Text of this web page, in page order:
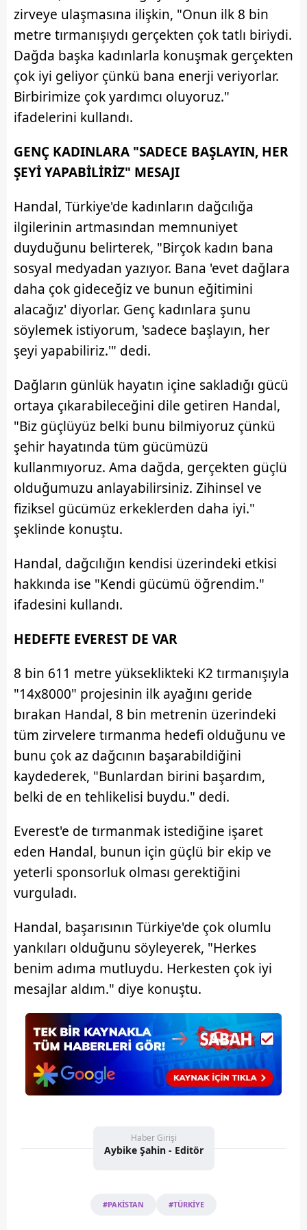
verileriniz işlenmekte olup gerekli olan çerezler bilgi
toplumu hizmetlerinin sunulması amacıyla
kullanılmaktadır. Diğer çerezler, sitemizin daha işlevsel
kılınması ve kişiselleştirilmesi ve sizlere yönelik
reklam/pazarlama faaliyetlerinin yapılması, amaçlarıyla
sınırlı olarak açık rızanız dahilinde kullanılacaktır.
Çerezlere ilişkin tercihlerinizi aşağıda yer alan panel
için Ayarlar butonuna tıklayabilir,Çerez Bilgilendirme
Metnimiziziyaret edebilirsiniz.
6698 sayılı Kişisel Verilerin Korunması Kanunu uyarınca
hazırlanmış Aydınlatma Metnimizi okumak ve sitemizde
ilgili mevzuata uygun olarak kullanılan çerezlerle ilgili bilgi
almak için lütfentıklayınız.
zirveye ulaşmasına ilişkin, "Onun ilk 8 bin
metre tırmanışıydı gerçekten çok tatlı biriydi.
Dağda başka kadınlarla konuşmak gerçekten
çok iyi geliyor çünkü bana enerji veriyorlar.
Birbirimize çok yardımcı oluyoruz."
ifadelerini kullandı.
GENÇ KADINLARA "SADECE BAŞLAYIN, HER
ŞEYİ YAPABİLİRİZ" MESAJI
Handal, Türkiye'de kadınların dağcılığa
ilgilerinin artmasından memnuniyet
duyduğunu belirterek, "Birçok kadın bana
sosyal medyadan yazıyor. Bana 'evet dağlara
daha çok gideceğiz ve bunun eğitimini
alacağız' diyorlar. Genç kadınlara şunu
söylemek istiyorum, 'sadece başlayın, her
şeyi yapabiliriz.'" dedi.
Dağların günlük hayatın içine sakladığı gücü
ortaya çıkarabileceğini dile getiren Handal,
"Biz güçlüyüz belki bunu bilmiyoruz çünkü
şehir hayatında tüm gücümüzü
kullanmıyoruz. Ama dağda, gerçekten güçlü
olduğumuzu anlayabilirsiniz. Zihinsel ve
fiziksel gücümüz erkeklerden daha iyi."
şeklinde konuştu.
Handal, dağcılığın kendisi üzerindeki etkisi
hakkında ise "Kendi gücümü öğrendim."
ifadesini kullandı.
HEDEFTE EVEREST DE VAR
8 bin 611 metre yükseklikteki K2 tırmanışıyla
"14x8000" projesinin ilk ayağını geride
bırakan Handal, 8 bin metrenin üzerindeki
tüm zirvelere tırmanma hedefi olduğunu ve
bunu çok az dağcının başarabildiğini
kaydederek, "Bunlardan birini başardım,
belki de en tehlikelisi buydu." dedi.
Everest'e de tırmanmak istediğine işaret
eden Handal, bunun için güçlü bir ekip ve
yeterli sponsorluk olması gerektiğini
vurguladı.
Handal, başarısının Türkiye'de çok olumlu
yankıları olduğunu söyleyerek, "Herkes
benim adıma mutluydu. Herkesten çok iyi
mesajlar aldım." diye konuştu.
Haber Girişi
Aybike Şahin - Editör
#PAKİSTAN #TÜRKİYE